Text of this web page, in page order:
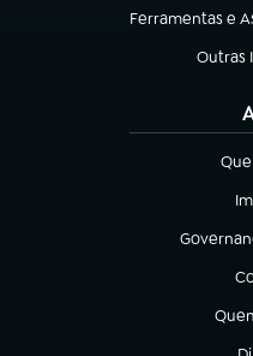
Ferramentas e
(abre em nova
Outras
(abre
(abre em
(abre